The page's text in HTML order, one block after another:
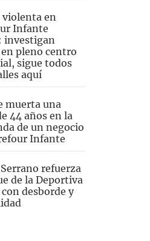
en
Infante
investigan
pleno centro
sigue todos
aquí
muerta una
44 años en la
de un negocio
Infante
refuerza
de la Deportiva
desborde y